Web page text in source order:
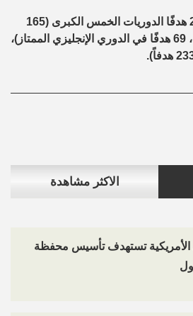
الاكثر مشاهدة
الأمريكية تستهدف تأسيس محفظة
وسجل لويس سواريز 234 هدفًا الدوريات الخمس الكبرى (165
هدفاً في الدوري الأسباني، 69 هدفًا في الدوري الإنجليزي الممتاز)،